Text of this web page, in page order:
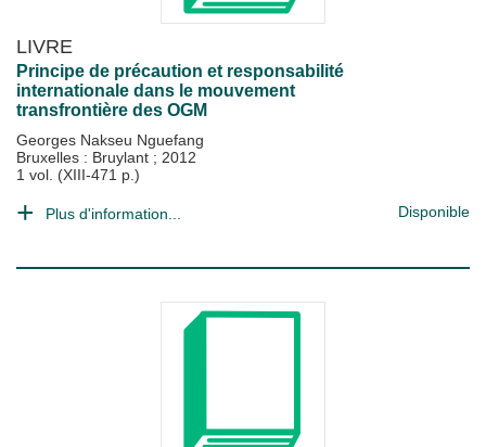
LIVRE
Principe de précaution et responsabilité
internationale dans le mouvement
transfrontière des OGM
Georges Nakseu Nguefang
Bruxelles : Bruylant ; 2012
1 vol. (XIII-471 p.)
Plus d'information... Disponible